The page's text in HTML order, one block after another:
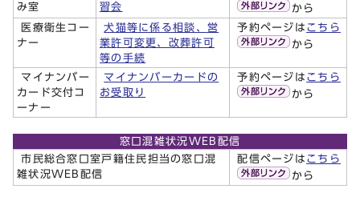
み室
習会
から
医療衛生コー
ナー
犬猫等に係る相談、営
業許可変更、改葬許可
等の手続
予約ページは こちら
から
マイナンバー
カード交付コ
ーナー
マイナンバーカードの
お受取り
予約ページは こちら
から
窓口混雑状況WEB配信
市民総合窓口室戸籍住民担当の窓口混
雑状況WEB配信
配信ページは こちら
から